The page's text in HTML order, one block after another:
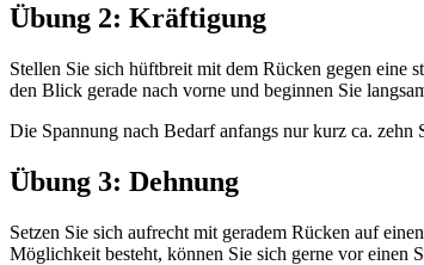
Übung 2: Kräftigung
Stellen Sie sich hüftbreit mit dem Rücken gegen eine
den Blick gerade nach vorne und beginnen Sie
Die Spannung nach Bedarf anfangs nur kurz ca.
Übung 3: Dehnung
Setzen Sie sich aufrecht mit geradem Rücken auf
Möglichkeit besteht, können Sie sich gerne vor einen